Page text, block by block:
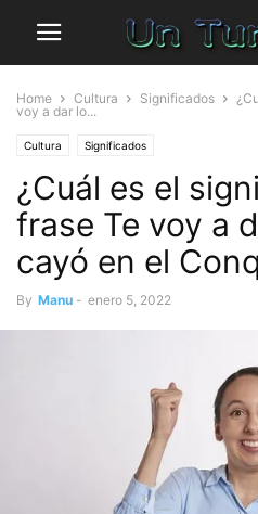
Home Cultura Significados
voy a dar lo...
Cultura Significados
¿Cuál es el
frase Te voy a
cayó en el
By Manu - enero 5, 2022